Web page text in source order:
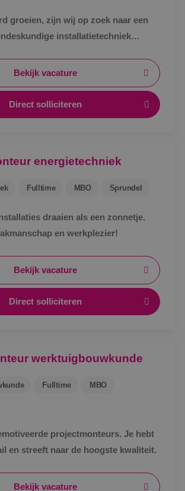
groeien, zijn wij op zoek naar een
installatietechniek
Bekijk vacature
Direct solliciteren
energietechniek
Fulltime MBO Sprundel
draaien als een zonnetje.
en werkplezier!
Bekijk vacature
Direct solliciteren
werktuigbouwkunde
Fulltime MBO
projectmonteurs. Je hebt
en streeft naar de hoogste kwaliteit.
Bekijk vacature